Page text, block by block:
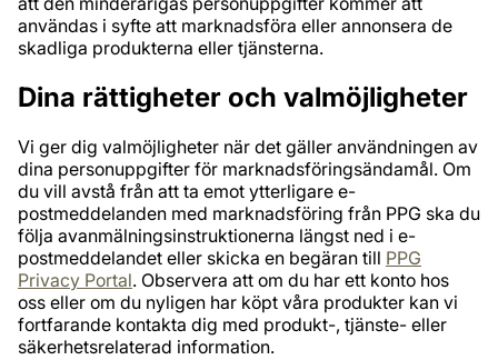
användas i syfte att marknadsföra eller annonsera de
skadliga produkterna eller tjänsterna.
Dina rättigheter och valmöjligheter
Vi ger dig valmöjligheter när det gäller användningen av
dina personuppgifter för marknadsföringsändamål. Om
du vill avstå från att ta emot ytterligare e-
postmeddelanden med marknadsföring från PPG ska du
följa avanmälningsinstruktionerna längst ned i e-
postmeddelandet eller skicka en begäran till PPG
Privacy Portal. Observera att om du har ett konto hos
oss eller om du nyligen har köpt våra produkter kan vi
fortfarande kontakta dig med produkt-, tjänste- eller
säkerhetsrelaterad information.